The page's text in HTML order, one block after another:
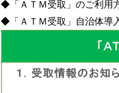
◆「ＡＴＭ受取」のご利用
◆「ＡＴＭ受取」自治体導